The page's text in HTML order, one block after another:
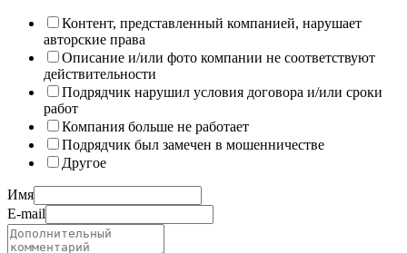
Контент, представленный компанией, нарушает
авторские права
Описание и/или фото компании не соответствуют
действительности
Подрядчик нарушил условия договора и/или сроки
работ
Компания больше не работает
Подрядчик был замечен в мошенничестве
Другое
Имя
E-mail